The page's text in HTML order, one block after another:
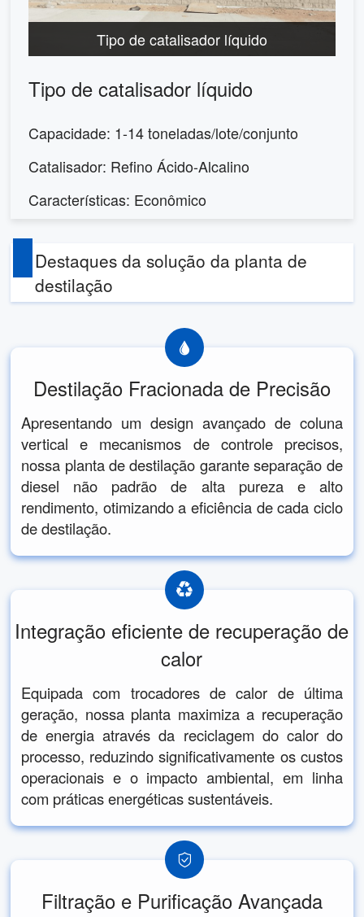
Tipo de catalisador líquido
Tipo de catalisador líquido
Capacidade: 1-14 toneladas/lote/conjunto
Catalisador: Refino Ácido-Alcalino
Características: Econômico
Destaques da solução da planta de
destilação
Destilação Fracionada de Precisão
Apresentando um design avançado de coluna
vertical e mecanismos de controle precisos,
nossa planta de destilação garante separação de
diesel não padrão de alta pureza e alto
rendimento, otimizando a eficiência de cada ciclo
de destilação.
Integração eficiente de recuperação de
calor
Equipada com trocadores de calor de última
geração, nossa planta maximiza a recuperação
de energia através da reciclagem do calor do
processo, reduzindo significativamente os custos
operacionais e o impacto ambiental, em linha
com práticas energéticas sustentáveis.
Filtração e Purificação Avançada